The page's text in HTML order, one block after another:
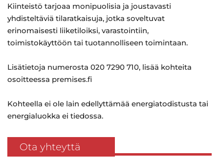
Kiinteistö tarjoaa monipuolisia ja joustavasti
yhdisteltäviä tilaratkaisuja, jotka soveltuvat
erinomaisesti liiketiloiksi, varastointiin,
toimistokäyttöön tai tuotannolliseen toimintaan.
Lisätietoja numerosta 020 7290 710, lisää kohteita
osoitteessa premises.fi
Kohteella ei ole lain edellyttämää energiatodistusta tai
energialuokka ei tiedossa.
Ota yhteyttä